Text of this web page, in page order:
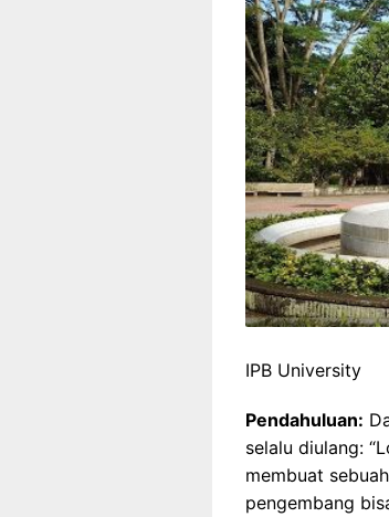
IPB University
Pendahuluan:
selalu diulang:
membuat
pengembang